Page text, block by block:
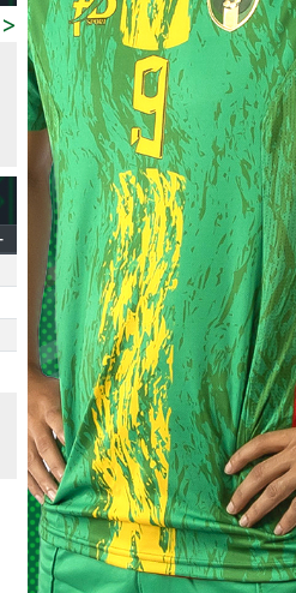
>
JOURNÉE FIFA
MAR 27/09/2022
MAURITANIE
2 -
0
CONGO